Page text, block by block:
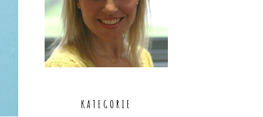
KATEGORIE